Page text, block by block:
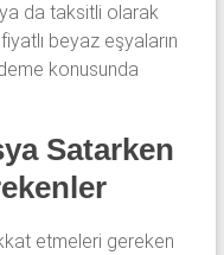
da taksitli olarak
beyaz eşyaların
konusunda
Satarken
etmeleri gereken